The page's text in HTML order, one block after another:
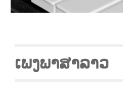
ເພງພາສາລາວ